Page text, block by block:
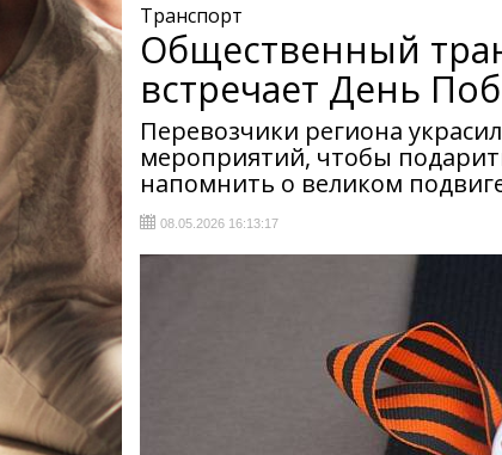
Транспорт
Общественный
встречает День
Перевозчики региона
мероприятий, чтобы
напомнить о великом
08.05.2026 16:13:17